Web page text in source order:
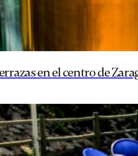
en el centro de